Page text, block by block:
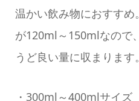
温かい飲み物におすす
が120ml～150mlなので
うど良い量に収まります。
・300ml～400mlサイズ